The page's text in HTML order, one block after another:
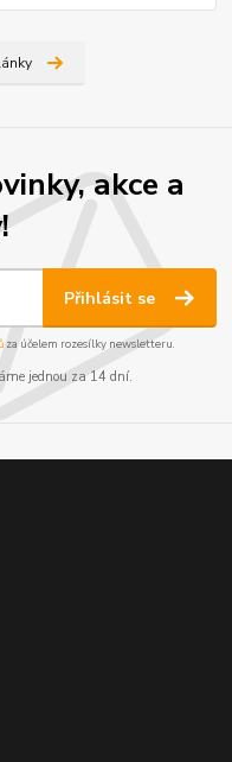
akce a
Přihlásit se
za účelem rozesílky newsletteru.
jednou za 14 dní.